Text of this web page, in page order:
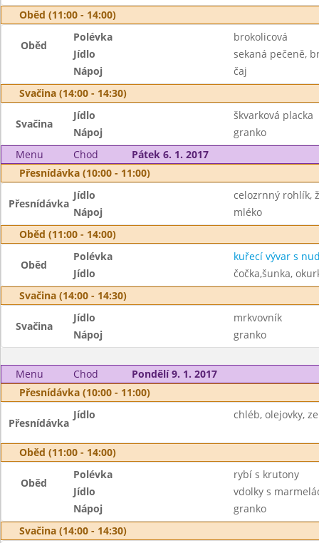
Oběd (11:00 - 14:00)
Oběd
Polévka
brokolicová
Jídlo
sekaná pečeně,
Nápoj
čaj
Svačina (14:00 - 14:30)
Svačina
Jídlo
škvarková placka
Nápoj
granko
Menu
Chod
Pátek 6. 1. 2017
Přesnídávka (10:00 - 11:00)
Přesnídávka
Jídlo
celozrnný rohlík,
Nápoj
mléko
Oběd (11:00 - 14:00)
Oběd
Polévka
kuřecí vývar s
Jídlo
čočka,šunka,
Svačina (14:00 - 14:30)
Svačina
Jídlo
mrkvovník
Nápoj
granko
Menu Chod
Pondělí 9. 1. 2017
Přesnídávka (10:00 - 11:00)
Přesnídávka
Jídlo chléb, olejovky,
Oběd (11:00 - 14:00)
Oběd
Polévka
rybí s krutony
Jídlo
vdolky s
Nápoj
granko
Svačina (14:00 - 14:30)